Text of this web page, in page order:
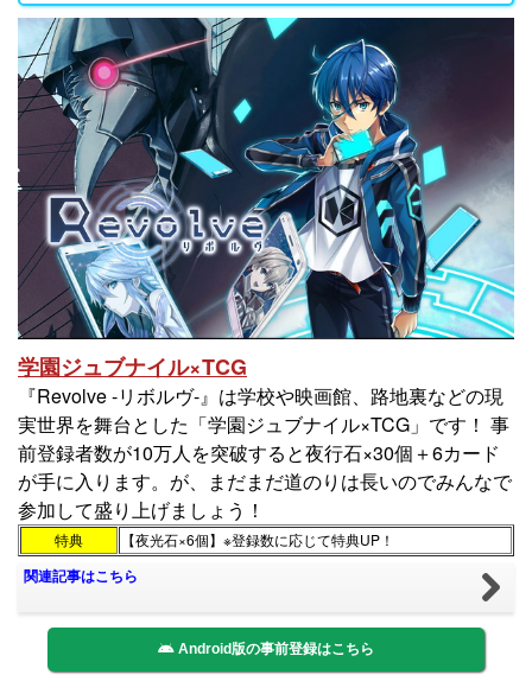
学園ジュブナイル×TCG
『Revolve -リボルヴ-』は学校や映画館、路地裏などの現
実世界を舞台とした「学園ジュブナイル×TCG」です！ 事
前登録者数が10万人を突破すると夜行石×30個＋6カード
が手に入ります。が、まだまだ道のりは長いのでみんなで
参加して盛り上げましょう！
特典 【夜光石×6個】※登録数に応じて特典UP！
関連記事はこちら
Android版の事前登録はこちら